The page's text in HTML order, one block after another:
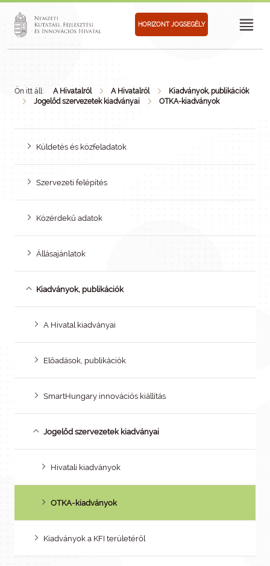
HORIZONT JOGSEGÉLY
Ön itt áll: A Hivatalról A Hivatalról
Kiadványok, publikációk
Jogelőd szervezetek kiadványai
OTKA-kiadványok
Küldetés és közfeladatok
Szervezeti felépítés
Közérdekű adatok
Állásajánlatok
Kiadványok, publikációk
A Hivatal kiadványai
Előadások, publikációk
SmartHungary innovációs kiállítás
Jogelőd szervezetek kiadványai
Hivatali kiadványok
OTKA-kiadványok
Kiadványok a KFI területéről